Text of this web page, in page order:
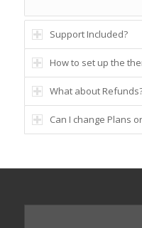
Support Included?
How to set up the
What about
Can I change Plans